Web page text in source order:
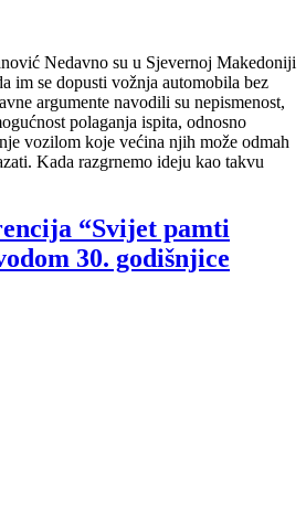
Nedavno su u Sjevernoj Makedoniji
im se dopusti vožnja automobila bez
argumente navodili su nepismenost,
polaganja ispita, odnosno
vozilom koje većina njih može odmah
Kada razgrnemo ideju kao takvu
“Svijet pamti
30. godišnjice